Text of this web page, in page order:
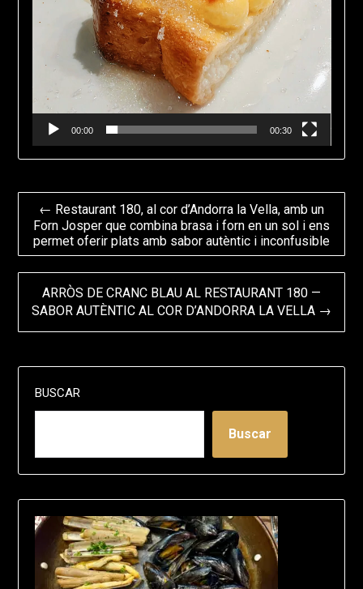
00:00 00:30
Navegación
de
entradas
← Restaurant 180, al cor d’Andorra la Vella, amb un
Forn Josper que combina brasa i forn en un sol i ens
permet oferir plats amb sabor autèntic i inconfusible
ARRÒS DE CRANC BLAU AL RESTAURANT 180 —
SABOR AUTÈNTIC AL COR D’ANDORRA LA VELLA →
BUSCAR
Buscar